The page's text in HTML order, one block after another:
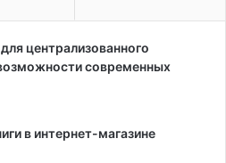
централизованного
современных
в интернет-магазине